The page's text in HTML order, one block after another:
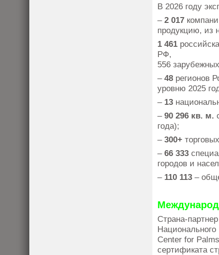
В 2026 году
– 2 017
продукцию, из
1 461
РФ,
556
–48 регионов
уровню 2025
– 13
–90 296 кв. м.
года);
– 300+
–66 333
городов и
– 110 113 –
Страна-
Center for
сертификата